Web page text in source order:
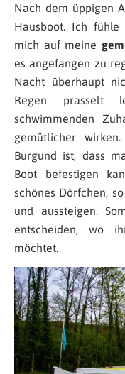
Nach dem üppigen
Hausboot. Ich
mich auf meine
es angefangen zu
Nacht überhaupt
Regen prasselt
schwimmenden
gemütlicher
Burgund ist, dass
Boot befestigen
schönes Dörfchen,
und aussteigen.
entscheiden, wo
möchtet.